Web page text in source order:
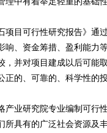
目可行性研究报告》通过
响、资金筹措、盈利能力
，并对项目建成以后可能
正的、可靠的、科学性的
业研究院专业编制可行性
所具有的广泛社会资源及